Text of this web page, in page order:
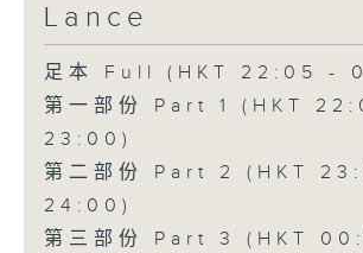
Lance
足本 Full (HKT 22:05 -
第一部份 Part 1 (HKT
23:00)
第二部份 Part 2 (HKT
24:00)
第三部份 Part 3 (HKT